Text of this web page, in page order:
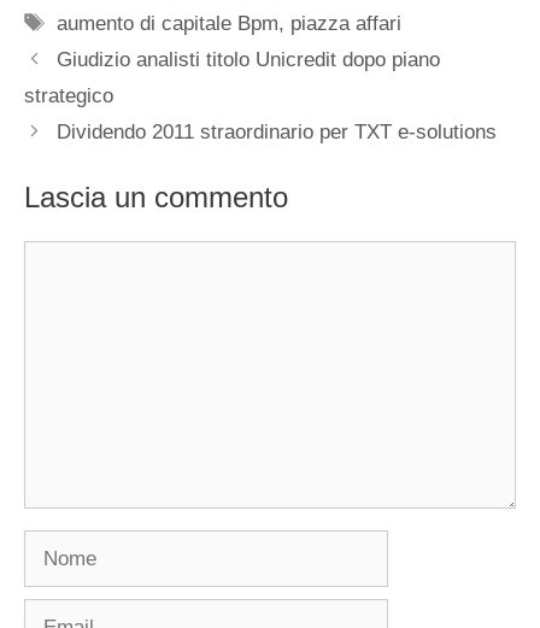
Tag
aumento di capitale Bpm, piazza affari
Giudizio analisti titolo Unicredit dopo piano
strategico
Dividendo 2011 straordinario per TXT e-solutions
Lascia un commento
Nome
Email